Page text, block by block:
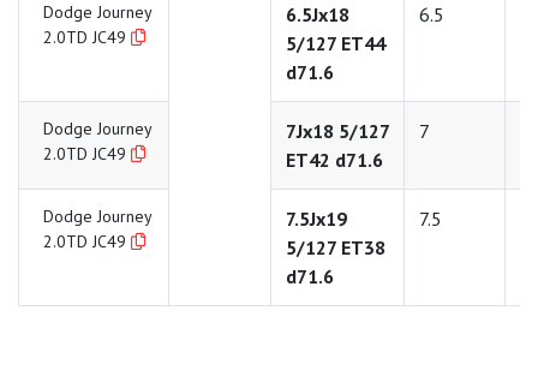
Dodge Journey
2.0TD JC49
6.5Jx18
5/127 ET44
d71.6
6.5
Dodge Journey
2.0TD JC49
7Jx18 5/127
ET42 d71.6
7
Dodge Journey
2.0TD JC49
7.5Jx19
5/127 ET38
d71.6
7.5